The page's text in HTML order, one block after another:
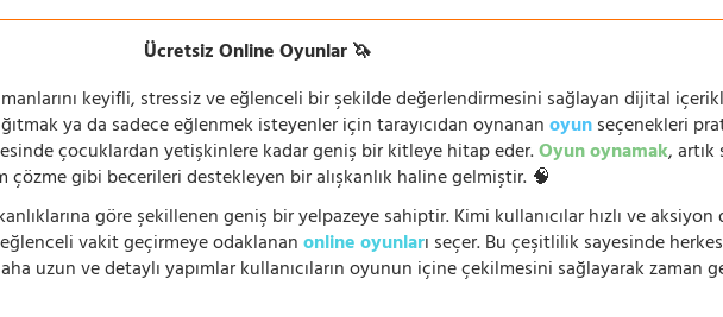
Ücretsiz Online Oyunlar 🦄
keyifli, stressiz ve eğlenceli bir şekilde değerlendirmesini sağlayan dijital
ya da sadece eğlenmek isteyenler için tarayıcıdan oynananoyunseçenekleri
çocuklardan yetişkinlere kadar geniş bir kitleye hitap eder.Oyun oynamak,
gibi becerileri destekleyen bir alışkanlık haline gelmiştir. 🧠
göre şekillenen geniş bir yelpazeye sahiptir. Kimi kullanıcılar hızlı ve
vakit geçirmeye odaklananonline oyunları seçer. Bu çeşitlilik sayesinde
uzun ve detaylı yapımlar kullanıcıların oyunun içine çekilmesini sağlayarak zaman